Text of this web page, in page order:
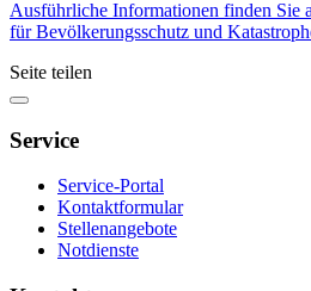
Ausführliche Informationen finden Sie
für Bevölkerungsschutz und
Seite teilen
Service
Service-Portal
Kontaktformular
Stellenangebote
Notdienste